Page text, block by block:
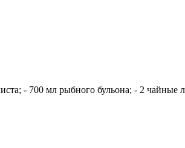
- 700 мл рыбного бульона; - 2 чайные